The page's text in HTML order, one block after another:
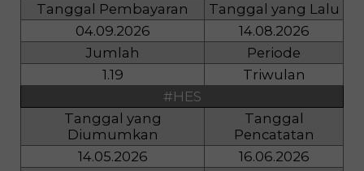
Tanggal Pembayaran
Tanggal yang Lalu
04.09.2026
14.08.2026
Jumlah
Periode
1.19
Triwulan
#HES
Tanggal yang
Diumumkan
Tanggal
Pencatatan
14.05.2026
16.06.2026